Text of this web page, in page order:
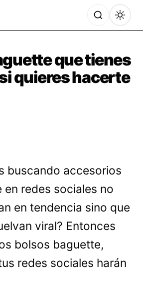
que tienes
quieres hacerte
buscando accesorios
en redes sociales no
en tendencia sino que
viral? Entonces
bolsos baguette,
redes sociales harán